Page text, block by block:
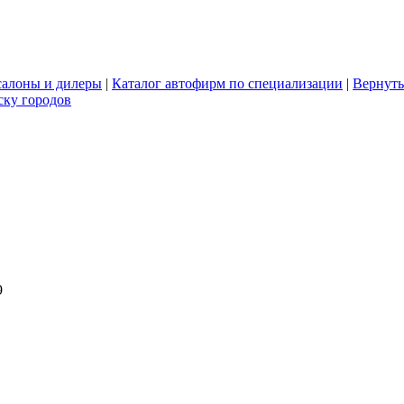
и дилеры | Каталог автофирм по специализации |
городов